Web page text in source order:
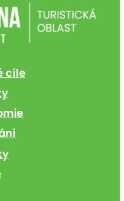
cíle